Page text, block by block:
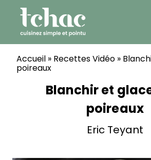
content
Accueil » Recettes Vidéo »
poireaux
Blanchir et
poireaux
Eric Teyant